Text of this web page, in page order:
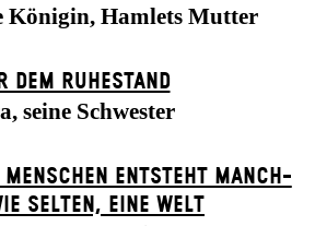
Königin, Hamlets Mutter
DEM RUHESTAND
seine Schwester
ENT­STEHT MANCH­
SELTEN, EINE WELT